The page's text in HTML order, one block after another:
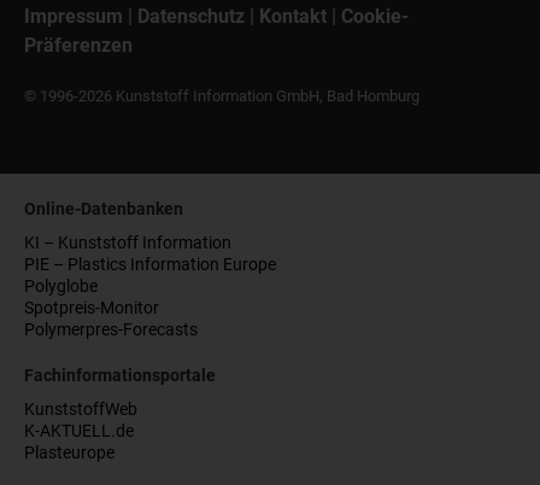
Impressum | Datenschutz | Kontakt | Cookie-
Präferenzen
© 1996-2026 Kunststoff Information GmbH, Bad Homburg
Online-Datenbanken
KI – Kunststoff Information
PIE – Plastics Information Europe
Polyglobe
Spotpreis-Monitor
Polymerpres-Forecasts
Fachinformationsportale
KunststoffWeb
K-AKTUELL.de
Plasteurope